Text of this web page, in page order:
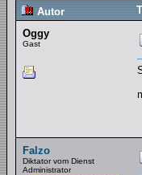
Autor
Oggy
Gast
Falzo
Diktator vom Dienst
Administrator